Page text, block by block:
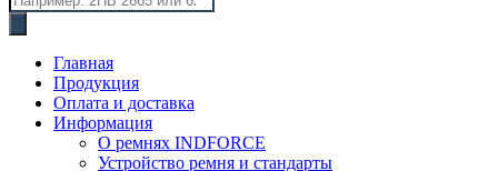
товаров
Главная
Продукция
Оплата и доставка
Информация
О ремнях INDFORCE
Устройство ремня и стандарты